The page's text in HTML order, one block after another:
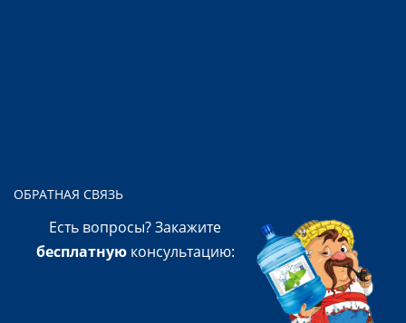
ОБРАТНАЯ СВЯЗЬ
Есть вопросы? Закажите
бесплатнуюконсультацию: